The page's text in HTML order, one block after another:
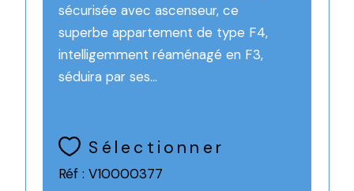
sécurisée avec ascenseur, ce
superbe appartement de type F4,
intelligemment réaménagé en F3,
séduira par ses...
Sélectionner
Réf : V10000377